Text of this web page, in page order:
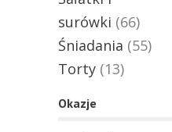
surówki (66)
Śniadania (55)
Torty (13)
Okazje